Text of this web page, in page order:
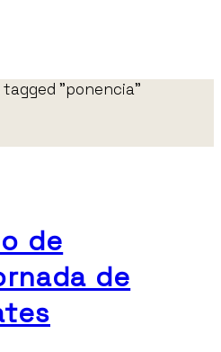
tagged "ponencia"
de
de